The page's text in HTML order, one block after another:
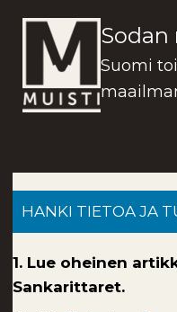
sisältöön
Suomi
HANKI TIETOA JA
1. Lue oheinen
Sankarittaret.